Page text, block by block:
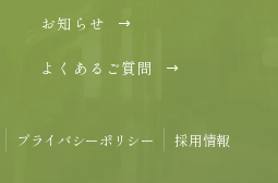
お知らせ
よくあるご質問
プライバシーポリシー 採用情報